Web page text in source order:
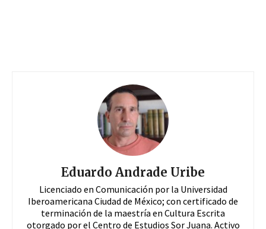
Eduardo Andrade Uribe
Licenciado en Comunicación por la Universidad
Iberoamericana Ciudad de México; con certificado de
terminación de la maestría en Cultura Escrita
otorgado por el Centro de Estudios Sor Juana. Activo